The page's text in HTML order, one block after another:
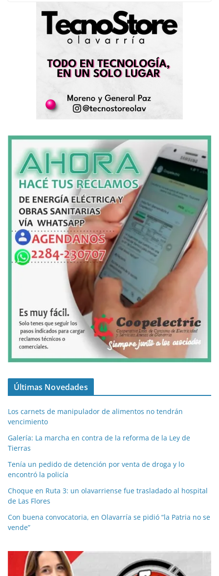
Últimas Novedades
Los carnets de manipulador de alimentos no tendrán
vencimiento
Galería: La marcha en contra de la reforma de la Ley de
Tierras
Tenía un pedido de detención por venta de droga y lo
encontró la policía
Choque en Ruta 3: un olavarriense fue trasladado al hospital
de Las Flores
Con buena convocatoria, en Olavarría se pidió “la Patria no se
vende”